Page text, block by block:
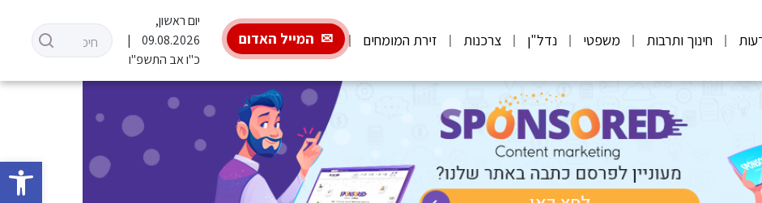
פתח
חינוך ותרבות משפטי נדל"ן צרכנות זירת המומחים המייל האדום
יום ראשון,
09.08.2026
כ"ו אב התשפ"ו